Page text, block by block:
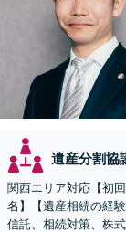
遺産分割協
関西エリア対応【初
名】【遺産相続の経
信託、相続対策、株